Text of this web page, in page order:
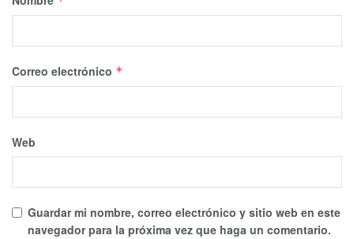
Correo electrónico *
Web
Guardar mi nombre, correo electrónico y sitio web en este
navegador para la próxima vez que haga un comentario.